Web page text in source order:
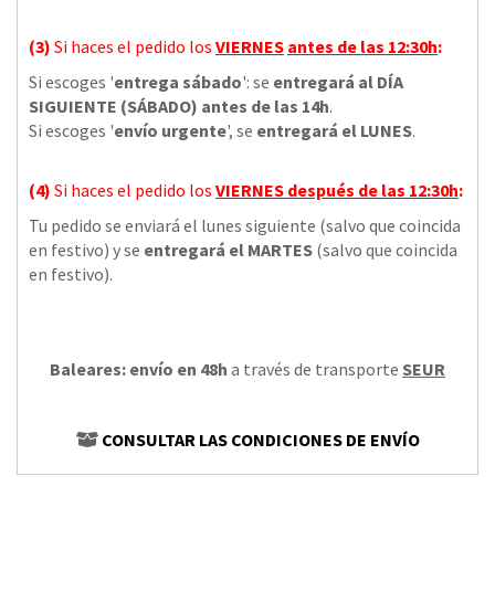
(3) Si haces el pedido los VIERNES antes de las 12:30h:
Si escoges 'entrega sábado': se entregará al DÍA
SIGUIENTE (SÁBADO) antes de las 14h.
Si escoges 'envío urgente', se entregará el LUNES.
(4) Si haces el pedido los VIERNES después de las 12:30h:
Tu pedido se enviará el lunes siguiente (salvo que coincida
en festivo) y se entregará el MARTES (salvo que coincida
en festivo).
Baleares: envío en 48h a través de transporte SEUR
CONSULTAR LAS CONDICIONES DE ENVÍO